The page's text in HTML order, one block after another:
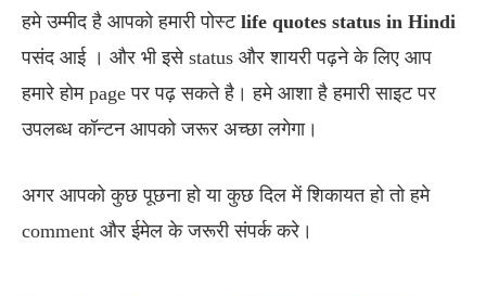
हमे उम्मीद है आपको हमारी पोस्ट life quotes status in Hindi
पसंद आई । और भी इसे status और शायरी पढ़ने के लिए आप
हमारे होम page पर पढ़ सकते है। हमे आशा है हमारी साइट पर
उपलब्ध कॉन्टन आपको जरूर अच्छा लगेगा।
अगर आपको कुछ पूछना हो या कुछ दिल में शिकायत हो तो हमे
comment और ईमेल के जरूरी संपर्क करे।